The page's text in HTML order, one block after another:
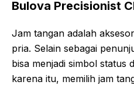
Bulova Precisionist
Jam tangan adalah
pria. Selain sebagai
bisa menjadi simbol status
karena itu, memilih jam